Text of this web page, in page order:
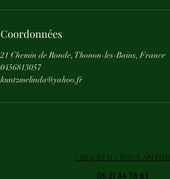
Coordonnées
21 Chemin de Ronde, Thonon-les-Bains, France
0456813057
kuntzmelinda@yahoo.fr
CLIQUEZ ICI POUR APPELER
06 21 84 78 83